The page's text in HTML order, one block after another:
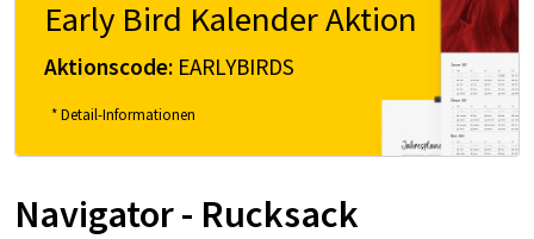
Early Bird Kalender Aktion
Aktionscode: EARLYBIRDS
* Detail-Informationen
Navigator - Rucksack